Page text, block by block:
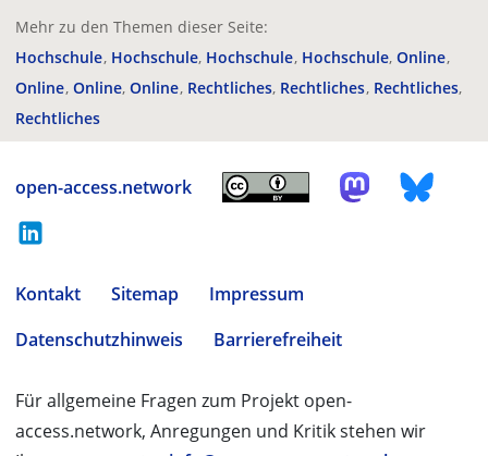
Mehr zu den Themen dieser Seite:
Hochschule Hochschule Hochschule Hochschule Online
Online Online Online Rechtliches Rechtliches Rechtliches
Rechtliches
open-access.network
Kontakt Sitemap
Impressum
Datenschutzhinweis
Barrierefreiheit
Für allgemeine Fragen zum Projekt open-
access.network, Anregungen und Kritik stehen wir